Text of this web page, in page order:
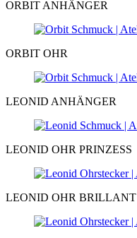
ORBIT ANHÄNGER
ORBIT OHR
LEONID ANHÄNGER
LEONID OHR PRINZESS
LEONID OHR BRILLANT